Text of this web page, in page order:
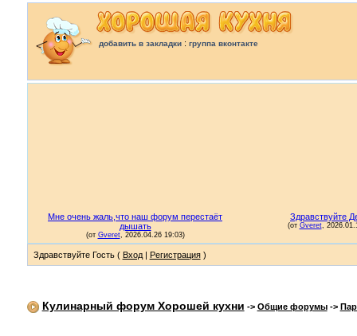
добавить в закладки: группа вконтакте
Здравствуйте Гость ( Вход| Регистрация)
Кулинарный форум Хорошей кухни -> Общие форумы->